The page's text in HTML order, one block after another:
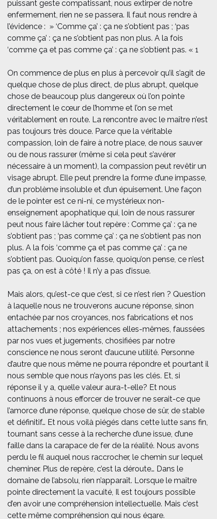
puissant geste compatissant, nous extirper de notre
enfermement, rien ne se passera. Il faut nous rendre à
l’évidence : » ‘Comme ça’ : ça ne s’obtient pas ; ‘pas
comme ça’ : ça ne s’obtient pas non plus. A la fois
‘comme ça et pas comme ça’ : ça ne s’obtient pas. « 1
On commence de plus en plus à percevoir qu’il s’agit de
quelque chose de plus direct, de plus abrupt, quelque
chose de beaucoup plus dangereux où l’on pointe
directement le cœur de l’homme et l’on se met
véritablement en route. La rencontre avec le maître n’est
pas toujours très douce. Parce que la véritable
compassion, loin de faire à notre place, de nous sauver
ou de nous rassurer (même si cela peut s’avérer
nécessaire à un moment), la compassion peut revêtir un
visage abrupt. Elle peut prendre la forme d’une impasse,
d’un problème insoluble et d’un épuisement. Une façon
de le pointer est ce ni-ni, ce mystérieux non-
enseignement apophatique qui, loin de nous rassurer
peut nous faire lâcher tout repère : Comme ça’ : ça ne
s’obtient pas ; ‘pas comme ça’ : ça ne s’obtient pas non
plus. A la fois ‘comme ça et pas comme ça’ : ça ne
s’obtient pas. Quoiqu’on fasse, quoiqu’on pense, ce n’est
pas ça, on est à côté ! Il n’y a pas d’issue.
Mais alors, qu’est-ce que c’est, si ce n’est rien ? Question
à laquelle nous ne trouverons aucune réponse, sinon
entachée par nos croyances, nos fabrications et nos
attachements ; nos expériences elles-mêmes, faussées
par nos vues et jugements, chosifiées par notre
conscience ne nous seront d’aucune utilité. Personne
d’autre que nous même ne pourra répondre et pourtant il
nous semble que nous n’ayons pas les clés. Et, si
réponse il y a, quelle valeur aura-t-elle? Et nous
continuons à nous efforcer de trouver ne serait-ce que
l’amorce d’une réponse, quelque chose de sûr, de stable
et définitif… Et nous voilà piégés dans cette lutte sans fin,
tournant sans cesse à la recherche d’une issue, d’une
faille dans la carapace de fer de la réalité. Nous avons
perdu le fil auquel nous raccrocher, le chemin sur lequel
cheminer. Plus de repère, c’est la déroute… Dans le
domaine de l’absolu, rien n’apparaît. Lorsque le maître
pointe directement la vacuité, Il est toujours possible
d’en avoir une compréhension intellectuelle. Mais c’est
cette même compréhension qui nous égare.